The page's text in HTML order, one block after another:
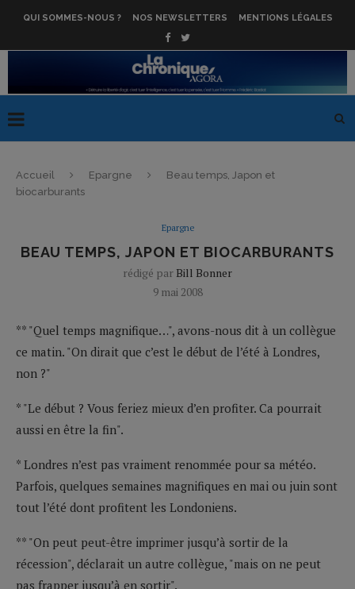
QUI SOMMES-NOUS ? NOS NEWSLETTERS MENTIONS LÉGALES
Accueil Epargne
Beau temps, Japon et
biocarburants
Epargne
BEAU TEMPS, JAPON ET BIOCARBURANTS
rédigé par Bill Bonner
9 mai 2008
** "Quel temps magnifique…", avons-nous dit à un collègue
ce matin. "On dirait que c’est le début de l’été à Londres,
non ?"
* "Le début ? Vous feriez mieux d’en profiter. Ca pourrait
aussi en être la fin".
* Londres n’est pas vraiment renommée pour sa météo.
Parfois, quelques semaines magnifiques en mai ou juin sont
tout l’été dont profitent les Londoniens.
** "On peut peut-être imprimer jusqu’à sortir de la
récession", déclarait un autre collègue, "mais on ne peut
pas frapper jusqu’à en sortir".